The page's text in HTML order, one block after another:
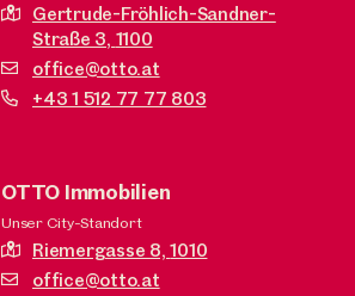
Gertrude-Fröhlich-Sandner-
Straße 3, 1100
office@otto.at
+43 1 512 77 77 803
OTTO Immobilien
Unser City-Standort
Riemergasse 8,1010
office@otto.at